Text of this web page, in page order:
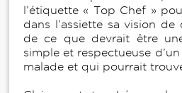
l’étiquette « Top Chef »
dans l’assiette sa vision
de ce que devrait être
simple et respectueuse
malade et qui pourrait